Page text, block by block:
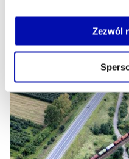
Jeżeli nie wyrażasz
możesz łatwo zarządzać
własnej przeglądarce
naszejPolityce
Zezwól
- AUTOR ARTYKUŁU - PROFIL